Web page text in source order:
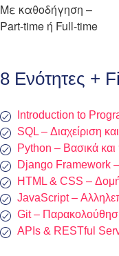
Με καθοδήγηση –
Part-time ή Full-time
8 Ενότητες +
Introduction to
SQL – Διαχείριση
Python – Βασικά
Django Framework
HTML & CSS –
JavaScript –
Git –
APIs & RESTful